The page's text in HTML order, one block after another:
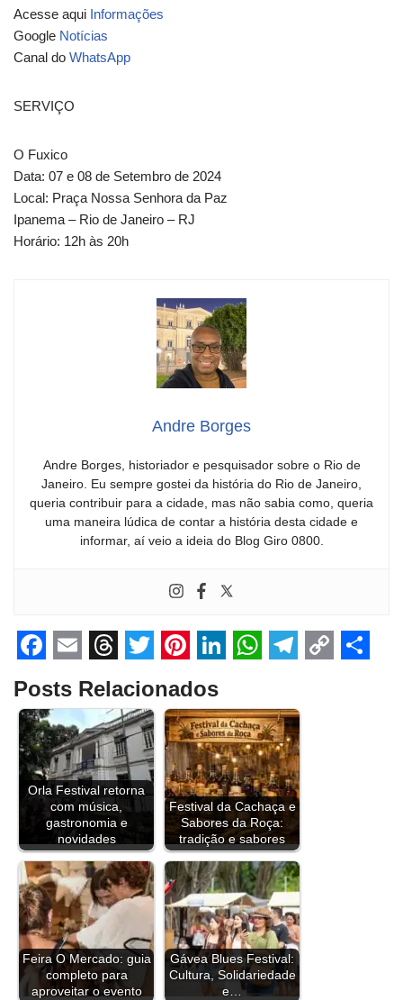
Acesse aqui Informações
Google Notícias
Canal do WhatsApp
SERVIÇO
O Fuxico
Data: 07 e 08 de Setembro de 2024
Local: Praça Nossa Senhora da Paz
Ipanema – Rio de Janeiro – RJ
Horário: 12h às 20h
Andre Borges
Andre Borges, historiador e pesquisador sobre o Rio de
Janeiro. Eu sempre gostei da história do Rio de Janeiro,
queria contribuir para a cidade, mas não sabia como, queria
uma maneira lúdica de contar a história desta cidade e
informar, aí veio a ideia do Blog Giro 0800.
F
a
c
e
b
o
o
k
E
m
a
i
l
T
h
r
e
a
d
s
T
w
i
t
t
e
r
i
n
t
e
r
e
s
t
i
n
k
e
d
I
n
h
a
t
s
A
p
p
e
l
e
g
r
a
m
Posts Relacionados
Orla Festival retorna
com música,
gastronomia e
novidades
Festival da Cachaça e
Sabores da Roça:
tradição e sabores
Feira O Mercado: guia
completo para
aproveitar o evento
Gávea Blues Festival:
Cultura, Solidariedade
e…